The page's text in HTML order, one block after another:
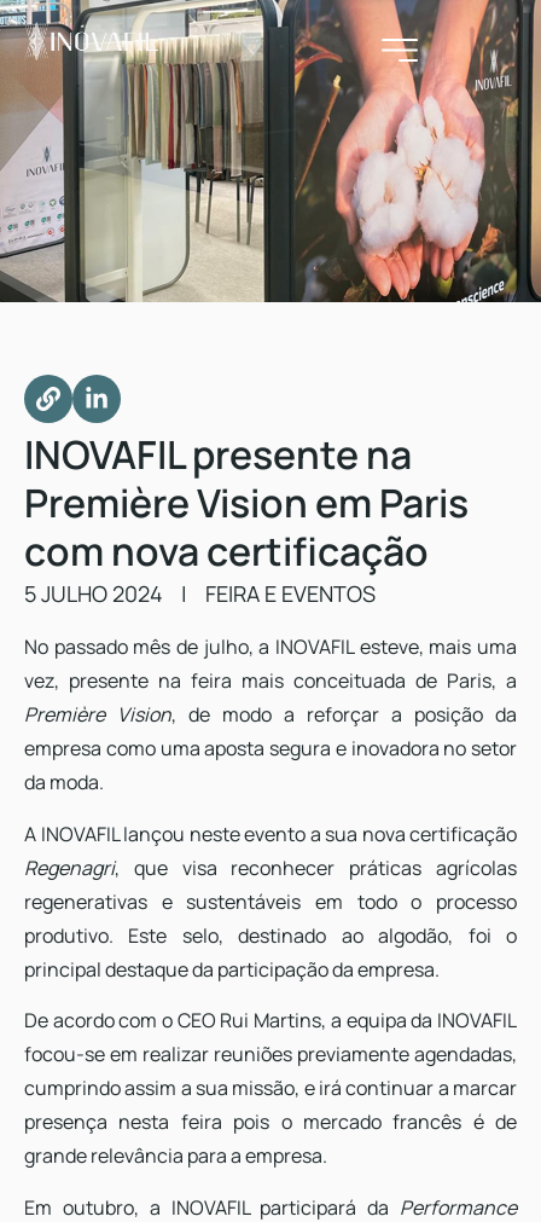
INOVAFIL presente na
Première Vision em Paris
com nova certificação
5 JULHO 2024 | FEIRA E EVENTOS
No passado mês de julho, a INOVAFIL esteve, mais uma
vez, presente na feira mais conceituada de Paris, a
Première Vision, de modo a reforçar a posição da
empresa como uma aposta segura e inovadora no setor
da moda.
A INOVAFIL lançou neste evento a sua nova certificação
Regenagri, que visa reconhecer práticas agrícolas
regenerativas e sustentáveis em todo o processo
produtivo. Este selo, destinado ao algodão, foi o
principal destaque da participação da empresa.
De acordo com o CEO Rui Martins, a equipa da INOVAFIL
focou-se em realizar reuniões previamente agendadas,
cumprindo assim a sua missão, e irá continuar a marcar
presença nesta feira pois o mercado francês é de
grande relevância para a empresa.
Em outubro, a INOVAFIL participará da Performance